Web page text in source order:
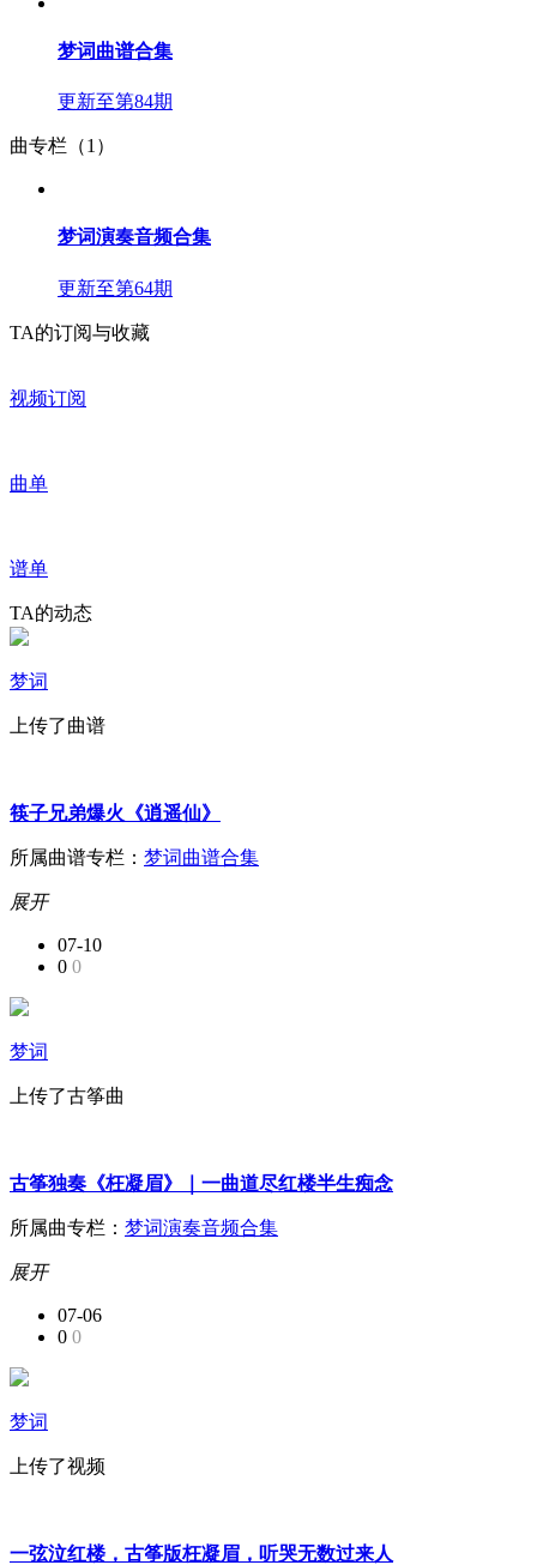
梦词曲谱合集
更新至第84期
曲专栏（1）
梦词演奏音频合集
更新至第64期
TA的订阅与收藏
视频订阅
曲单
谱单
TA的动态
梦词
上传了曲谱
筷子兄弟爆火《逍遥仙》
所属曲谱专栏： 梦词曲谱合集
展开
07-10
0 0
梦词
上传了古筝曲
古筝独奏《枉凝眉》｜一曲道尽红楼半生痴念
所属曲专栏： 梦词演奏音频合集
展开
07-06
0 0
梦词
上传了视频
一弦泣红楼，古筝版枉凝眉，听哭无数过来人